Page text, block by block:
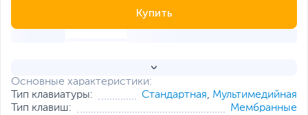
Основные характеристики:
Тип клавиатуры:
Стандартная, Мультимедийная
Тип клавиш:
Мембранные
Купить